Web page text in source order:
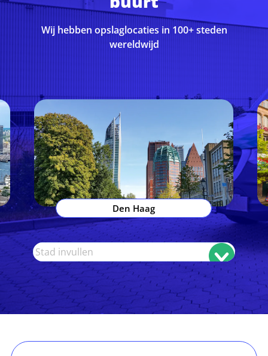
Wij hebben opslaglocaties in 100+ steden
wereldwijd
Den Haag